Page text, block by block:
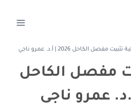
تثبيت مفصل الكاحل 2026 | أ.د. عمرو ناجي
مفصل الكاحل